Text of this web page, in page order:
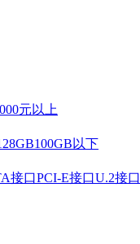
元以上
100GB以下
接口PCI-E接口U.2接口